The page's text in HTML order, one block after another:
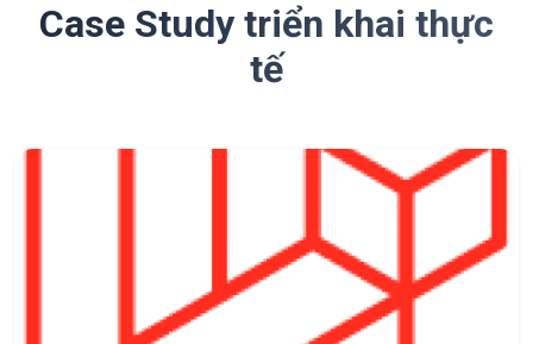
Case Study triển khai thực
tế